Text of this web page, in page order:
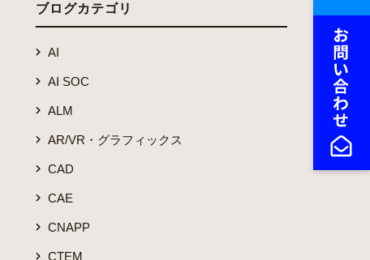
ブログカテゴリ
AI
AI SOC
ALM
AR/VR・グラフィックス
CAD
CAE
CNAPP
CTEM